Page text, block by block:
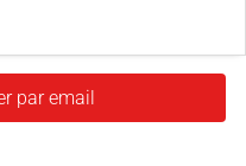
par email